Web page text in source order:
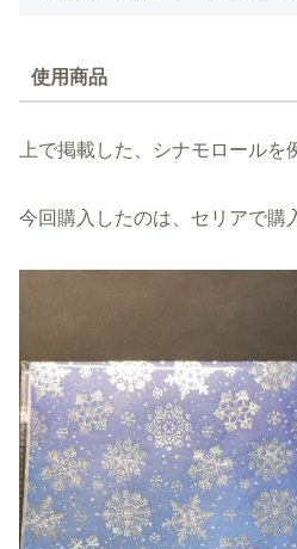
使用商品
上で掲載した、シナモロールを
今回購入したのは、セリアで購